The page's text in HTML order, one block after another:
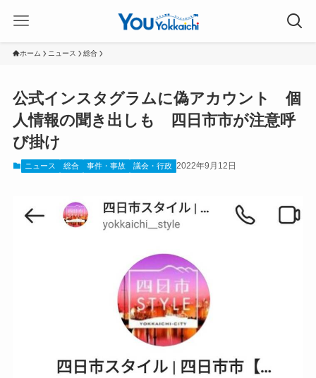
ホーム ニュース 総合
公式インスタグラムに偽アカウント 個
人情報の聞き出しも 四日市市が注意呼
び掛け
ニュース 総合 事件・事故 議会・行政 2022年9月12日